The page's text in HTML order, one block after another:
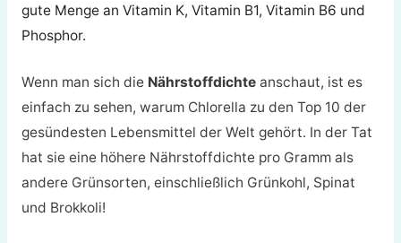
gute Menge an Vitamin K, Vitamin B1, Vitamin B6 und
Phosphor.
Wenn man sich die Nährstoffdichteanschaut, ist es
einfach zu sehen, warum Chlorella zu den Top 10 der
gesündesten Lebensmittel der Welt gehört. In der Tat
hat sie eine höhere Nährstoffdichte pro Gramm als
andere Grünsorten, einschließlich Grünkohl, Spinat
und Brokkoli!